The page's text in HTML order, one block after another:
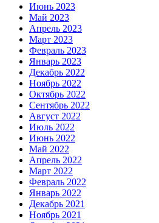
Июнь 2023
Май 2023
Апрель 2023
Март 2023
Февраль 2023
Январь 2023
Декабрь 2022
Ноябрь 2022
Октябрь 2022
Сентябрь 2022
Август 2022
Июль 2022
Июнь 2022
Май 2022
Апрель 2022
Март 2022
Февраль 2022
Январь 2022
Декабрь 2021
Ноябрь 2021